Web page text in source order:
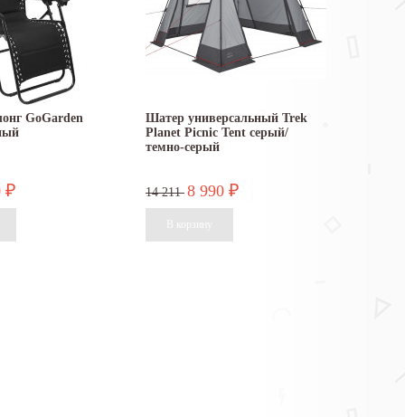
GoGarden
₽
Шатер универсальный Trek
Planet Picnic Tent серый/
темно-серый
14 211 8 990 ₽